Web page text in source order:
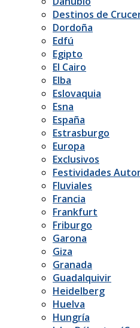
Destinos de
Dordoña
Edfú
Egipto
El Cairo
Elba
Eslovaquia
Esna
España
Estrasburgo
Europa
Exclusivos
Festividades
Fluviales
Francia
Frankfurt
Friburgo
Garona
Giza
Granada
Guadalquivir
Heidelberg
Huelva
Hungría